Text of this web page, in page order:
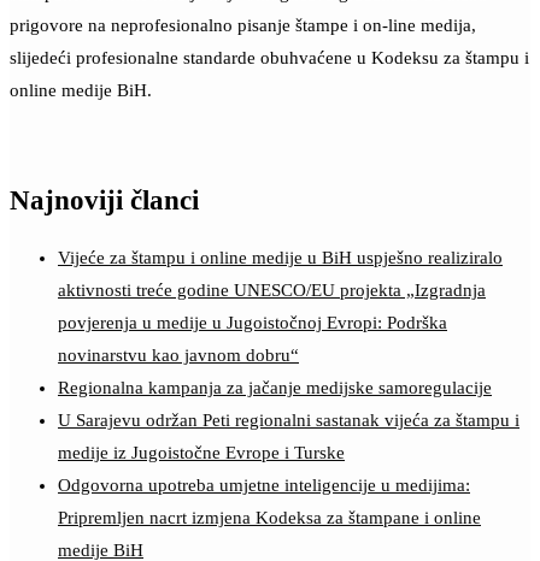
prigovore na neprofesionalno pisanje štampe i on-line medija,
slijedeći profesionalne standarde obuhvaćene u Kodeksu za štampu i
online medije BiH.
Najnoviji članci
Vijeće za štampu i online medije u BiH uspješno realiziralo
aktivnosti treće godine UNESCO/EU projekta „Izgradnja
povjerenja u medije u Jugoistočnoj Evropi: Podrška
novinarstvu kao javnom dobru“
Regionalna kampanja za jačanje medijske samoregulacije
U Sarajevu održan Peti regionalni sastanak vijeća za štampu i
medije iz Jugoistočne Evrope i Turske
Odgovorna upotreba umjetne inteligencije u medijima:
Pripremljen nacrt izmjena Kodeksa za štampane i online
medije BiH